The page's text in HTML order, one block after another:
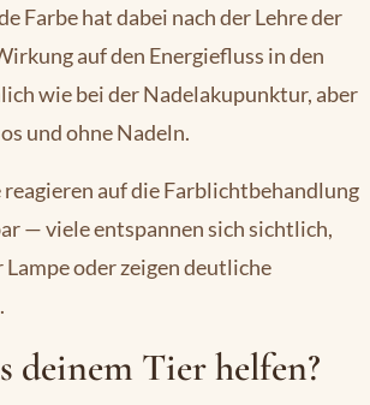
Farbe hat dabei nach der Lehre der
auf den Energiefluss in den
wie bei der Nadelakupunktur, aber
und ohne Nadeln.
auf die Farblichtbehandlung
— viele entspannen sich sichtlich,
oder zeigen deutliche
deinem Tier helfen?